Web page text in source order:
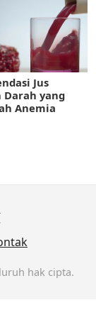
Jus
Darah yang
Anemia
hak cipta.